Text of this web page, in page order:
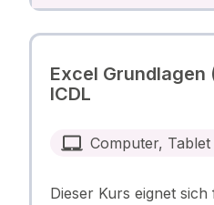
Excel
ICDL
Computer,
Dieser Kurs eignet